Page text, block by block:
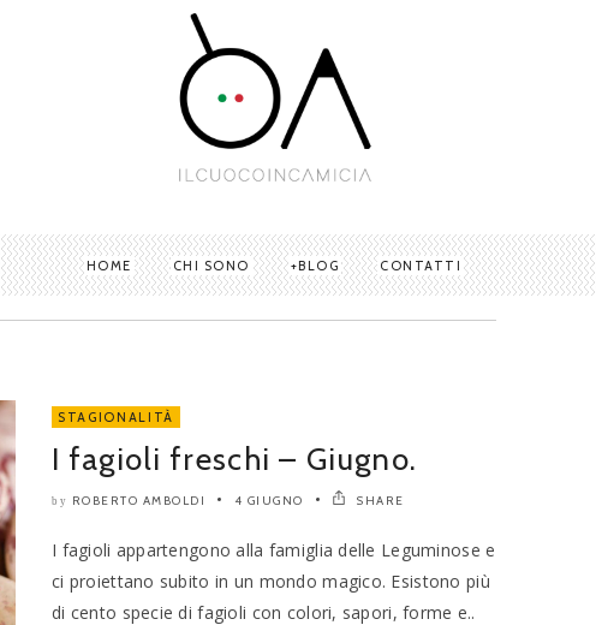
HOME CHI SONO BLOG CONTATTI
STAGIONALITÀ
I fagioli freschi – Giugno.
by ROBERTO AMBOLDI 4 GIUGNO SHARE
I fagioli appartengono alla famiglia delle Leguminose e
ci proiettano subito in un mondo magico. Esistono più
di cento specie di fagioli con colori, sapori, forme e..